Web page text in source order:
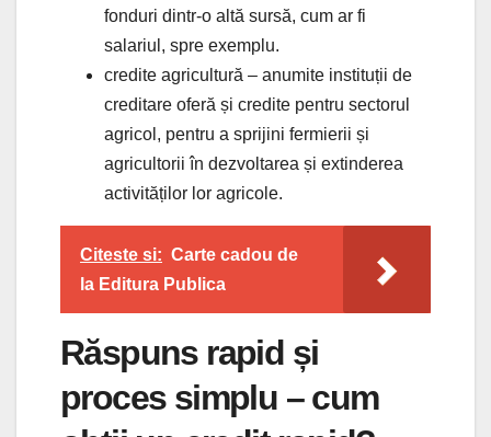
fonduri dintr-o altă sursă, cum ar fi
salariul, spre exemplu.
credite agricultură – anumite instituții de
creditare oferă și credite pentru sectorul
agricol, pentru a sprijini fermierii și
agricultorii în dezvoltarea și extinderea
activităților lor agricole.
Citeste si: Carte cadou de
la Editura Publica
Răspuns rapid și
proces simplu – cum